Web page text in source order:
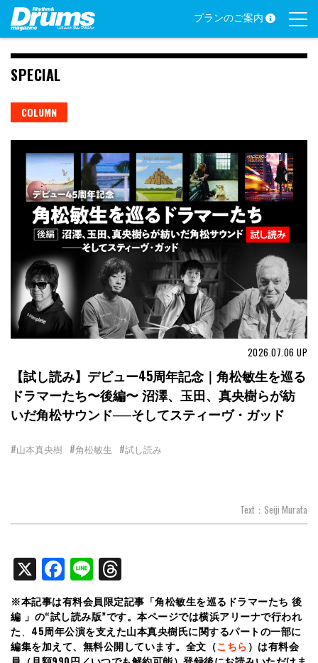
Skip
content
プランのご案内
SPECIAL
COLUMN
2026.07.06 UP
【試し読み】デビュー45周年記念｜角松敏生を巡る
ドラマーたち〜後編〜 沼澤、玉田、真央樹らが紡
いだ角松サウンド──そしてスティーヴ・ガッド
#山本真央樹 #角松敏生 #試し読み
Text：Seiji Murata
X Facebook
Line
※本記事は有料会員限定記事「角松敏生を巡るドラマーたち 後
編 」の“試し読み版”です。本ページでは横浜アリーナで行われ
た、 45周年公演を支えた山本真央樹氏に関するパートの一部に
編集を加えて、無料公開しています。全文（こちら）は有料会